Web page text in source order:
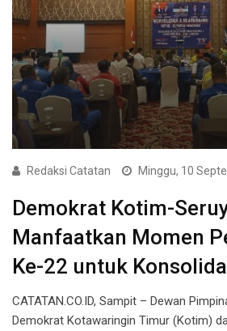
Redaksi Catatan Minggu, 10
Demokrat Kotim-
Manfaatkan Momen
Ke-22 untuk
CATATAN.CO.ID, Sampit – Dewan
Demokrat Kotawaringin Timur (Kotim)